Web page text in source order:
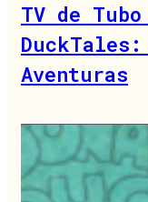
TV de
DuckTales:
Aventuras